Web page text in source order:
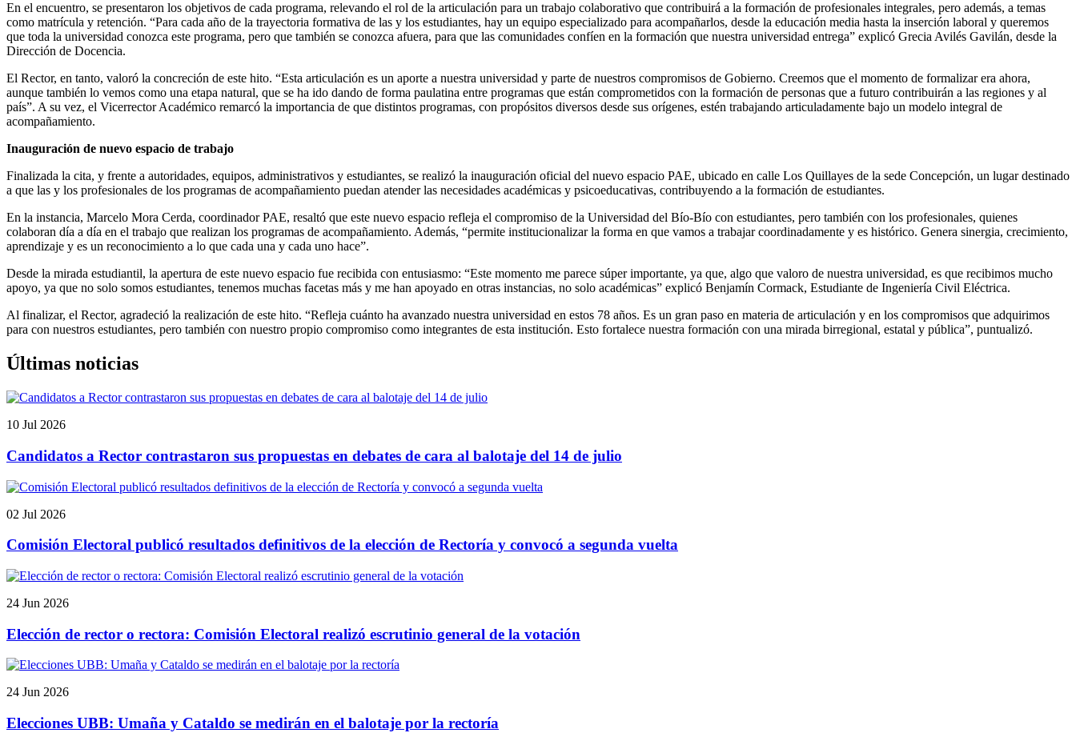
En el encuentro, se presentaron los objetivos de cada programa, relevando el rol de la articulación para un trabajo colaborativo que contribuirá a la formación de profesionales integrales, pero además, a temas
como matrícula y retención. “Para cada año de la trayectoria formativa de las y los estudiantes, hay un equipo especializado para acompañarlos, desde la educación media hasta la inserción laboral y queremos
que toda la universidad conozca este programa, pero que también se conozca afuera, para que las comunidades confíen en la formación que nuestra universidad entrega” explicó Grecia Avilés Gavilán, desde la
Dirección de Docencia.
El Rector, en tanto, valoró la concreción de este hito. “Esta articulación es un aporte a nuestra universidad y parte de nuestros compromisos de Gobierno. Creemos que el momento de formalizar era ahora,
aunque también lo vemos como una etapa natural, que se ha ido dando de forma paulatina entre programas que están comprometidos con la formación de personas que a futuro contribuirán a las regiones y al
país”. A su vez, el Vicerrector Académico remarcó la importancia de que distintos programas, con propósitos diversos desde sus orígenes, estén trabajando articuladamente bajo un modelo integral de
acompañamiento.
Inauguración de nuevo espacio de trabajo
Finalizada la cita, y frente a autoridades, equipos, administrativos y estudiantes, se realizó la inauguración oficial del nuevo espacio PAE, ubicado en calle Los Quillayes de la sede Concepción, un lugar destinado
a que las y los profesionales de los programas de acompañamiento puedan atender las necesidades académicas y psicoeducativas, contribuyendo a la formación de estudiantes.
En la instancia, Marcelo Mora Cerda, coordinador PAE, resaltó que este nuevo espacio refleja el compromiso de la Universidad del Bío-Bío con estudiantes, pero también con los profesionales, quienes
colaboran día a día en el trabajo que realizan los programas de acompañamiento. Además, “permite institucionalizar la forma en que vamos a trabajar coordinadamente y es histórico. Genera sinergia, crecimiento,
aprendizaje y es un reconocimiento a lo que cada una y cada uno hace”.
Desde la mirada estudiantil, la apertura de este nuevo espacio fue recibida con entusiasmo: “Este momento me parece súper importante, ya que, algo que valoro de nuestra universidad, es que recibimos mucho
apoyo, ya que no solo somos estudiantes, tenemos muchas facetas más y me han apoyado en otras instancias, no solo académicas” explicó Benjamín Cormack, Estudiante de Ingeniería Civil Eléctrica.
Al finalizar, el Rector, agradeció la realización de este hito. “Refleja cuánto ha avanzado nuestra universidad en estos 78 años. Es un gran paso en materia de articulación y en los compromisos que adquirimos
para con nuestros estudiantes, pero también con nuestro propio compromiso como integrantes de esta institución. Esto fortalece nuestra formación con una mirada birregional, estatal y pública”, puntualizó.
Últimas noticias
10 Jul 2026
Candidatos a Rector contrastaron sus propuestas en debates de cara al balotaje del 14 de julio
02 Jul 2026
Comisión Electoral publicó resultados definitivos de la elección de Rectoría y convocó a segunda vuelta
24 Jun 2026
Elección de rector o rectora: Comisión Electoral realizó escrutinio general de la votación
24 Jun 2026
Elecciones UBB: Umaña y Cataldo se medirán en el balotaje por la rectoría